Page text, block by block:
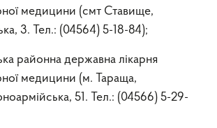
медицини (смт Ставище,
3. Тел.: (04564) 5-18-84);
районна державна лікарня
медицини (м. Тараща,
51. Тел.: (04566) 5-29-